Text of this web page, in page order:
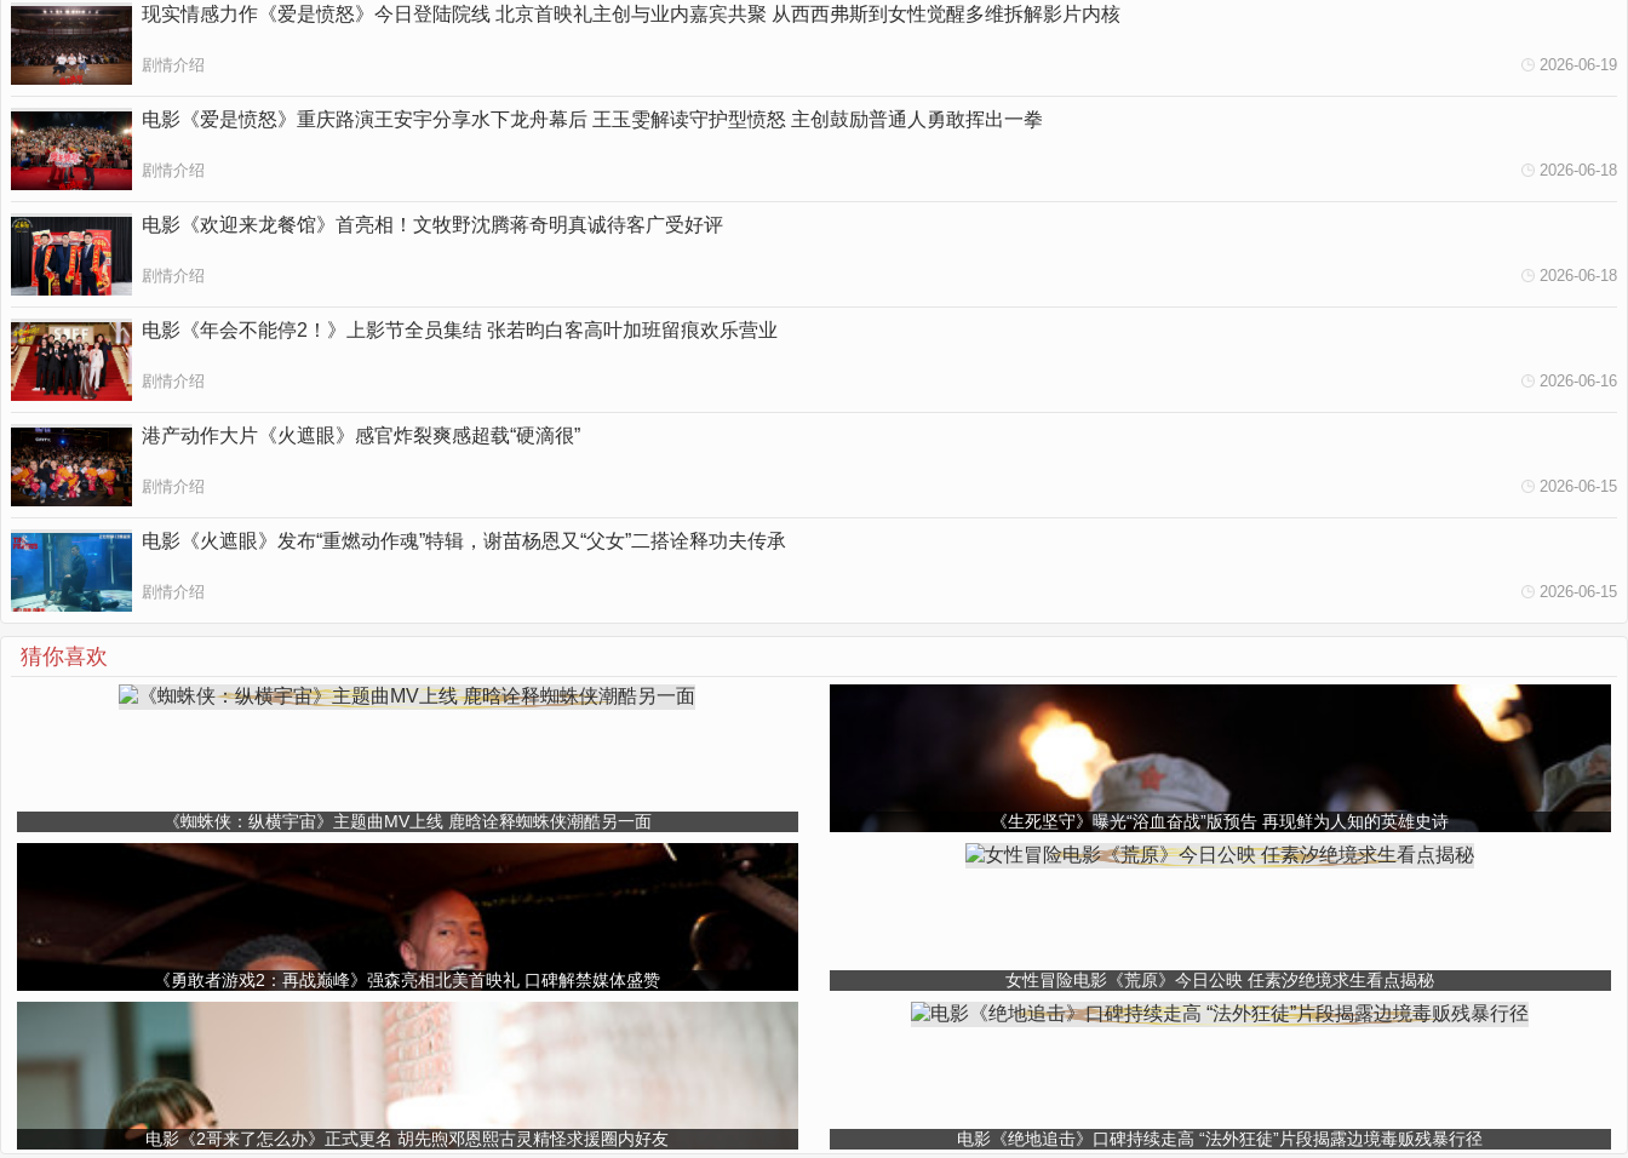
现实情感力作《爱是愤怒》今日登陆院线 北京首映礼主创与业内嘉宾共聚 从西西弗斯到女性觉醒多维拆解影片内核
剧情介绍 2026-06-19
电影《爱是愤怒》重庆路演王安宇分享水下龙舟幕后 王玉雯解读守护型愤怒 主创鼓励普通人勇敢挥出一拳
剧情介绍 2026-06-18
电影《欢迎来龙餐馆》首亮相！文牧野沈腾蒋奇明真诚待客广受好评
剧情介绍 2026-06-18
电影《年会不能停2！》上影节全员集结 张若昀白客高叶加班留痕欢乐营业
剧情介绍 2026-06-16
港产动作大片《火遮眼》感官炸裂爽感超载“硬滴很”
剧情介绍 2026-06-15
电影《火遮眼》发布“重燃动作魂”特辑，谢苗杨恩又“父女”二搭诠释功夫传承
剧情介绍 2026-06-15
猜你喜欢
《蜘蛛侠：纵横宇宙》主题曲MV上线 鹿晗诠释蜘蛛侠潮酷另一面 《生死坚守》曝光“浴血奋战”版预告 再现鲜为人知的英雄史诗
《勇敢者游戏2：再战巅峰》强森亮相北美首映礼 口碑解禁媒体盛赞 女性冒险电影《荒原》今日公映 任素汐绝境求生看点揭秘
电影《2哥来了怎么办》正式更名 胡先煦邓恩熙古灵精怪求援圈内好友 电影《绝地追击》口碑持续走高 “法外狂徒”片段揭露边境毒贩残暴行径